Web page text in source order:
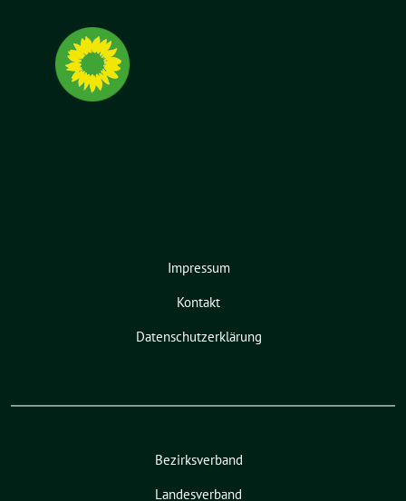
Impressum
Kontakt
Datenschutzerklärung
Bezirksverband
Landesverband